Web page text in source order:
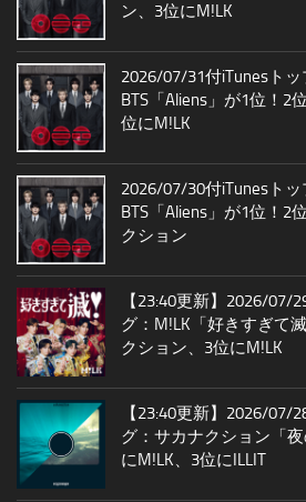
ン、3位にM!LK
2026/07/31付iTunesトッ
BTS「Aliens」が1位！2
位にM!LK
2026/07/30付iTunesトッ
BTS「Aliens」が1位！2
クション
【23:40更新】2026/07/
グ：M!LK「好きすぎて
クション、3位にM!LK
【23:40更新】2026/07/
グ：サカナクション「
にM!LK、3位にILLIT